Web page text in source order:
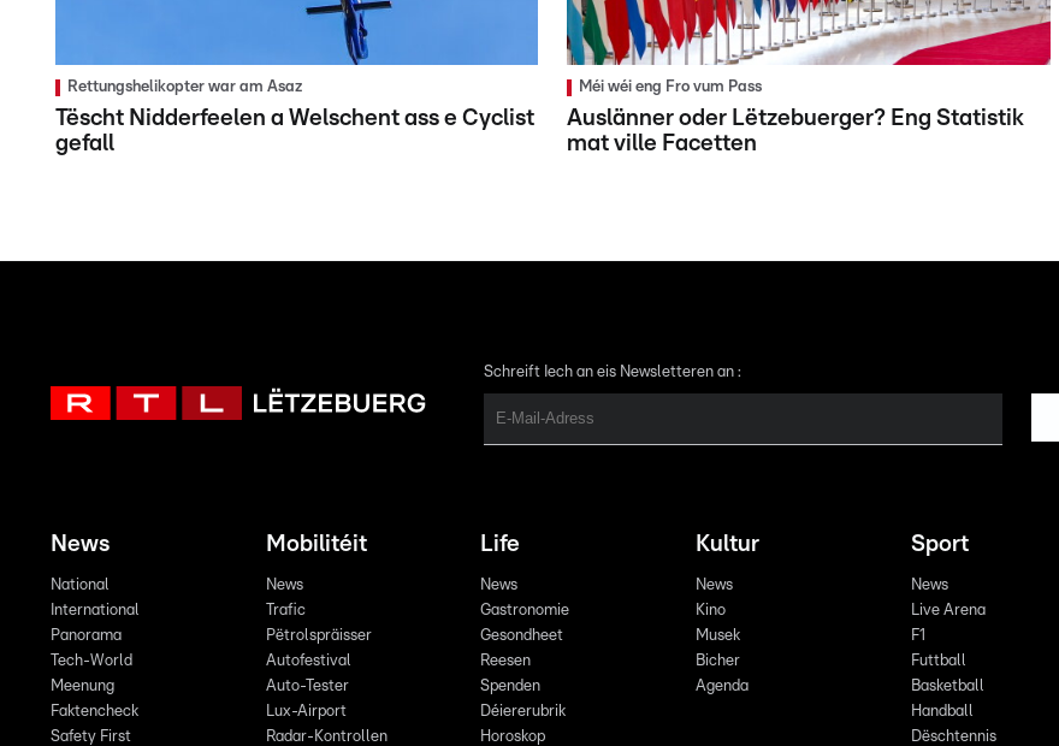
Rettungshelikopter war am Asaz
Tëscht Nidderfeelen a Welschent ass e Cyclist
gefall
Méi wéi eng Fro vum Pass
Auslänner oder Lëtzebuerger? Eng Statistik
mat ville Facetten
Schreift Iech an eis Newsletteren an :
News
National
International
Panorama
Tech-World
Meenung
Faktencheck
Safety First
Mobilitéit
News
Trafic
Pëtrolspräisser
Autofestival
Auto-Tester
Lux-Airport
Radar-Kontrollen
Life
News
Gastronomie
Gesondheet
Reesen
Spenden
Déiererubrik
Horoskop
Kultur
News
Kino
Musek
Bicher
Agenda
Sport
News
Live Arena
F1
Futtball
Basketball
Handball
Dëschtennis